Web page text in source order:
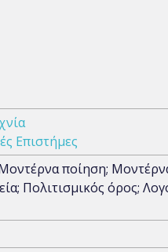
Επιστήμες
ποίηση;
Πολιτισμικός όρος;